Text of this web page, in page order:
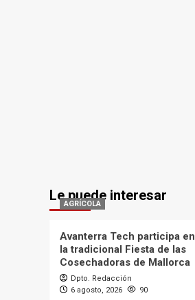
Le puede interesar
AGRÍCOLA
Avanterra Tech participa en
la tradicional Fiesta de las
Cosechadoras de Mallorca
Dpto. Redacción
6 agosto, 2026
90